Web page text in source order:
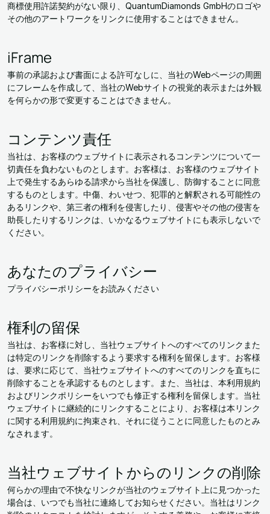
商標使用許諾契約がない限り、QuantumDiamonds GmbHのロゴや
その他のアートワークをリンクに使用することはできません。
iFrame
事前の承認および書面による許可なしに、当社のWebページの周囲
にフレームを作成して、当社のWebサイトの視覚的表示または外観
を何らかの形で変更することはできません。
コンテンツ責任
当社は、お客様のウェブサイトに表示されるコンテンツについて一
切責任を負わないものとします。お客様は、お客様のウェブサイト
上で発生するあらゆる請求から当社を保護し、防御することに同意
するものとします。中傷、わいせつ、犯罪的と解釈される可能性の
あるリンクや、第三者の権利を侵害したり、侵害やその他の侵害を
助長したりするリンクは、いかなるウェブサイトにも表示しないで
ください。
あなたのプライバシー
プライバシーポリシーをお読みください
権利の留保
当社は、お客様に対し、当社ウェブサイトへのすべてのリンクまた
は特定のリンクを削除するよう要求する権利を留保します。お客様
は、要求に応じて、当社ウェブサイトへのすべてのリンクを直ちに
削除することを承認するものとします。また、当社は、本利用規約
およびリンクポリシーをいつでも修正する権利を留保します。当社
ウェブサイトに継続的にリンクすることにより、お客様は本リンク
に関する利用規約に拘束され、それに従うことに同意したものとみ
なされます。
当社ウェブサイトからのリンクの削除
何らかの理由で不快なリンクが当社のウェブサイト上に見つかった
場合は、いつでも当社に連絡してお知らせください。当社はリンク